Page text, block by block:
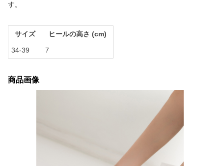
す。
サイズ ヒールの高さ (cm)
34-39 7
商品画像